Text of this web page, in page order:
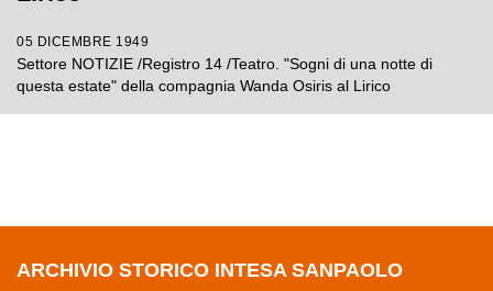
05 DICEMBRE 1949
Settore NOTIZIE /Registro 14 /Teatro. "Sogni di una notte di
questa estate" della compagnia Wanda Osiris al Lirico
ARCHIVIO STORICO INTESA SANPAOLO